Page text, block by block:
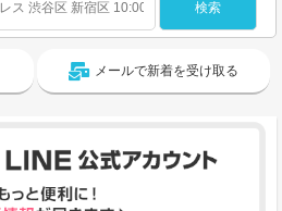
メールで新着を受け取る